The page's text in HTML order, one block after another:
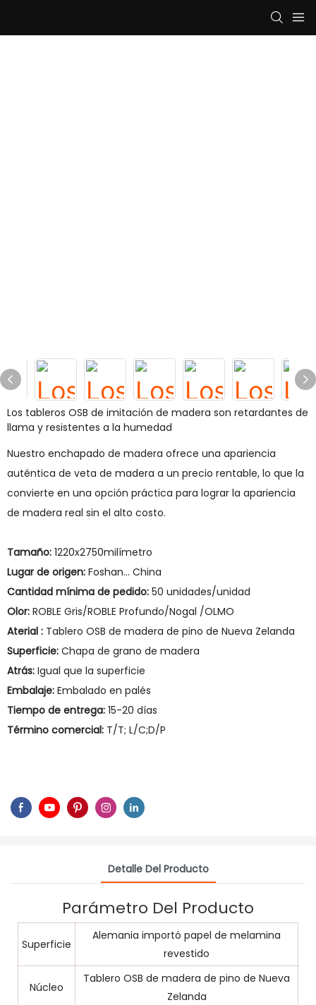
Los tableros OSB de imitación de madera son retardantes de
llama y resistentes a la humedad
Nuestro enchapado de madera ofrece una apariencia
auténtica de veta de madera a un precio rentable, lo que la
convierte en una opción práctica para lograr la apariencia
de madera real sin el alto costo.
Tamaño: 1220x2750milímetro
Lugar de origen: Foshan... China
Cantidad mínima de pedido: 50 unidades/unidad
Olor: ROBLE Gris/ROBLE Profundo/Nogal /OLMO
Aterial : Tablero OSB de madera de pino de Nueva Zelanda
Superficie: Chapa de grano de madera
Atrás: Igual que la superficie
Embalaje: Embalado en palés
Tiempo de entrega: 15-20 días
Término comercial: T/T; L/C;D/P
Detalle Del Producto
Parámetro Del Producto
Superficie
Alemania importó papel de melamina
revestido
Núcleo
Tablero OSB de madera de pino de Nueva
Zelanda